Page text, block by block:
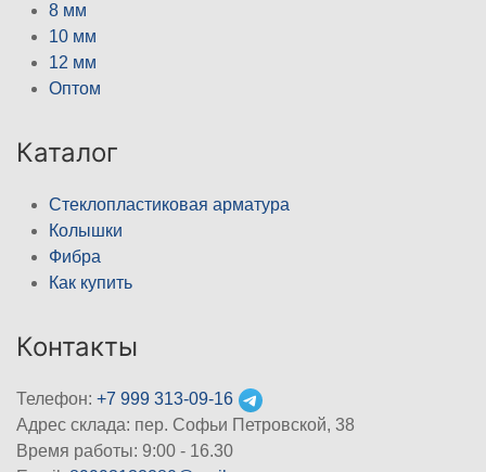
8 мм
10 мм
12 мм
Оптом
Каталог
Стеклопластиковая арматура
Колышки
Фибра
Как купить
Контакты
Телефон: +7 999 313-09-16
Адрес склада: пер. Софьи Петровской, 38
Время работы: 9:00 - 16.30